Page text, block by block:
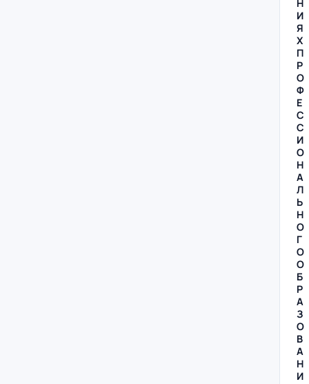
Н
И
Я
Х
П
Р
О
Ф
Е
С
С
И
О
Н
А
Л
Ь
Н
О
Г
О
О
Б
Р
А
З
О
В
А
Н
И